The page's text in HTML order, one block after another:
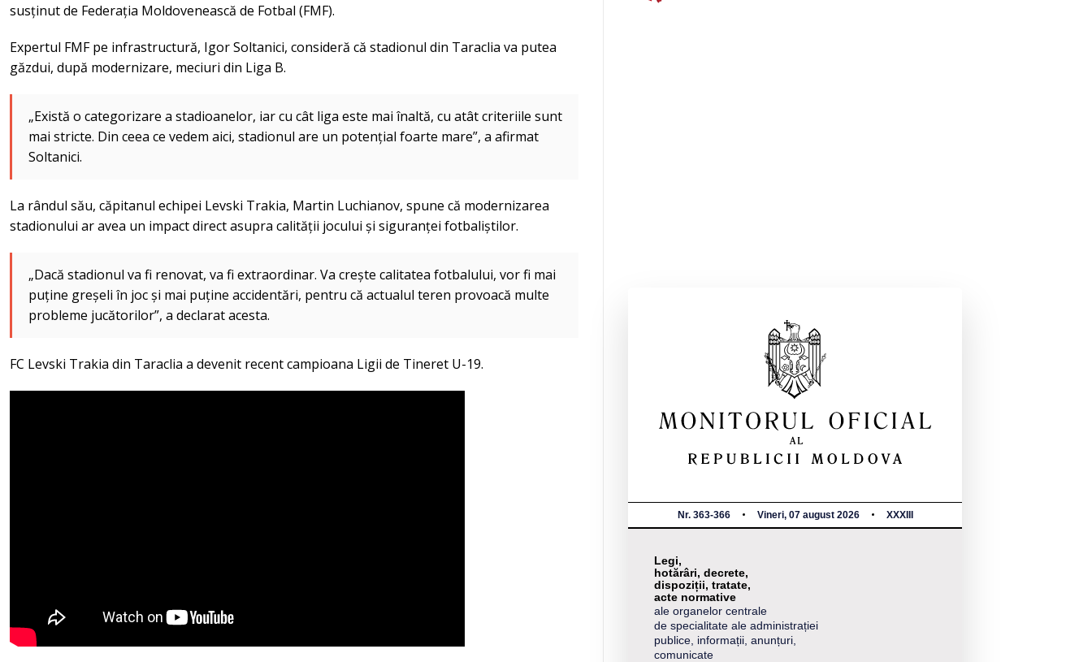
susținut de Federația Moldovenească de Fotbal (FMF).
Expertul FMF pe infrastructură, Igor Soltanici, consideră că stadionul din Taraclia va putea
găzdui, după modernizare, meciuri din Liga B.
„Există o categorizare a stadioanelor, iar cu cât liga este mai înaltă, cu atât criteriile sunt
mai stricte. Din ceea ce vedem aici, stadionul are un potențial foarte mare”, a afirmat
Soltanici.
La rândul său, căpitanul echipei Levski Trakia, Martin Luchianov, spune că modernizarea
stadionului ar avea un impact direct asupra calității jocului și siguranței fotbaliștilor.
„Dacă stadionul va fi renovat, va fi extraordinar. Va crește calitatea fotbalului, vor fi mai
puține greșeli în joc și mai puține accidentări, pentru că actualul teren provoacă multe
probleme jucătorilor”, a declarat acesta.
FC Levski Trakia din Taraclia a devenit recent campioana Ligii de Tineret U-19.
Nr. 363-366 Vineri, 07 august 2026 XXXIII
Legi,
hotărâri, decrete,
dispoziții, tratate,
acte normative
ale organelor centrale
de specialitate ale administrației
publice, informații, anunțuri,
comunicate